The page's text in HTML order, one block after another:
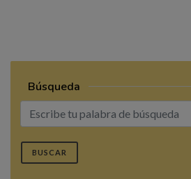
Búsqueda
BUSCAR